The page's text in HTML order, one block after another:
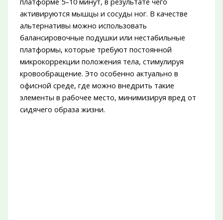
активируются мышцы и сосуды ног. В качестве
альтернативы можно использовать
балансировочные подушки или нестабильные
платформы, которые требуют постоянной
микрокоррекции положения тела, стимулируя
кровообращение. Это особенно актуально в
офисной среде, где можно внедрить такие
элементы в рабочее место, минимизируя вред от
сидячего образа жизни.